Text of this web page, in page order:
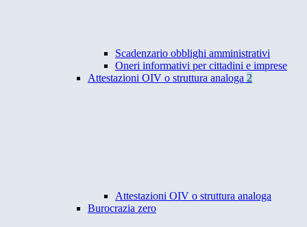
Scadenzario obblighi amministrativi
Oneri informativi per cittadini e imprese
Attestazioni OIV o struttura analoga 2
Attestazioni OIV o struttura analoga
Burocrazia zero